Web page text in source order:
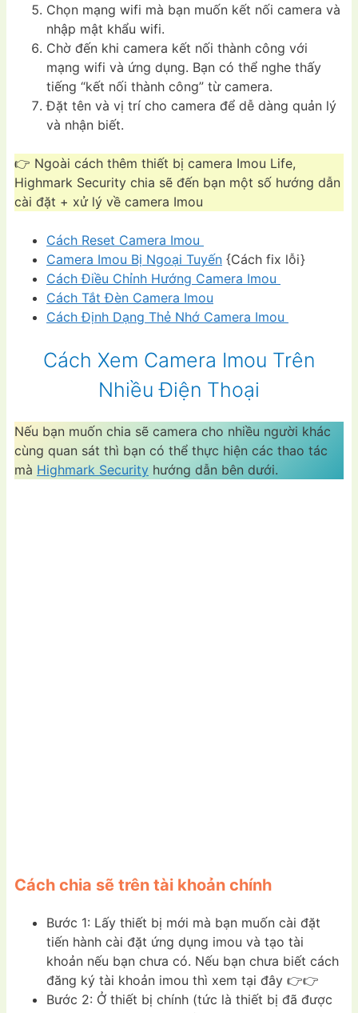
Chọn mạng wifi mà bạn muốn kết nối camera và
nhập mật khẩu wifi.
Chờ đến khi camera kết nối thành công với
mạng wifi và ứng dụng. Bạn có thể nghe thấy
tiếng “kết nối thành công” từ camera.
Đặt tên và vị trí cho camera để dễ dàng quản lý
và nhận biết.
👉 Ngoài cách thêm thiết bị camera Imou Life,
Highmark Security chia sẽ đến bạn một số hướng dẫn
cài đặt + xử lý về camera Imou
Cách Reset Camera Imou
Camera Imou Bị Ngoại Tuyến {Cách fix lỗi}
Cách Điều Chỉnh Hướng Camera Imou
Cách Tắt Đèn Camera Imou
Cách Định Dạng Thẻ Nhớ Camera Imou
Cách Xem Camera Imou Trên
Nhiều Điện Thoại
Nếu bạn muốn chia sẽ camera cho nhiều người khác
cùng quan sát thì bạn có thể thực hiện các thao tác
mà Highmark Security hướng dẫn bên dưới.
Cách chia sẽ trên tài khoản chính
Bước 1: Lấy thiết bị mới mà bạn muốn cài đặt
tiến hành cài đặt ứng dụng imou và tạo tài
khoản nếu bạn chưa có. Nếu bạn chưa biết cách
đăng ký tài khoản imou thì xem tại đây 👉👉
Bước 2: Ở thiết bị chính (tức là thiết bị đã được